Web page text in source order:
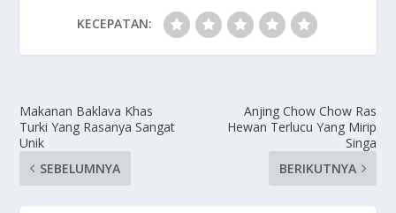
KECEPATAN:
Makanan Baklava Khas
Turki Yang Rasanya Sangat
Unik
SEBELUMNYA
Anjing Chow Chow Ras
Hewan Terlucu Yang Mirip
Singa
BERIKUTNYA